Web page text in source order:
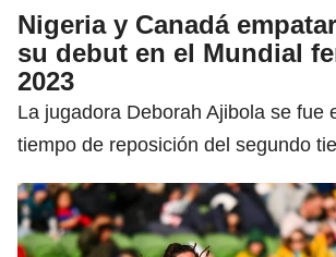
Nigeria y Canadá
su debut en el Mundial
2023
La jugadora Deborah Ajibola se fue
tiempo de reposición del segundo